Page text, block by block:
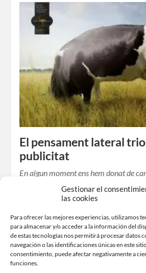
Gestionar el
las cookies
Para ofrecer las mejores experiencias, utilizamos
para almacenar y/o acceder a la información del
de estas tecnologías nos permitirá procesar datos
navegación o las identificaciones únicas en este
consentimiento, puede afectar negativamente a
funciones.
El pensament lateral
publicitat
En algun moment ens hem donat de
peces gràfiques, dissenys, flyers,
publicitàries o anuncis que ens han fet
Comparteix-ho: